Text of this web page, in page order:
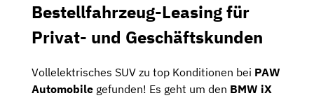
Bestellfahrzeug-Leasing für
Privat- und Geschäftskunden
Vollelektrisches SUV zu top Konditionen bei PAW
Automobile gefunden! Es geht um den BMW iX